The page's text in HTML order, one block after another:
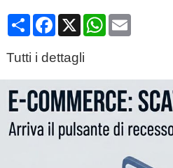
CondividiFacebook
X WhatsApp
Email
Tutti i dettagli